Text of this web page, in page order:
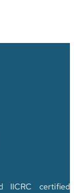
certified